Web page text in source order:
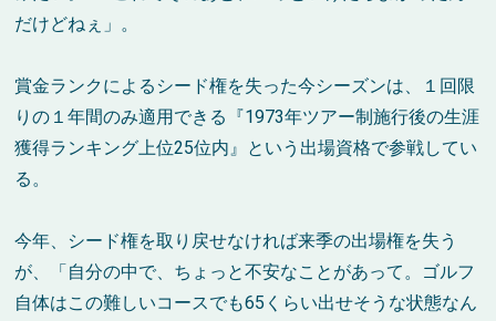
だけどねぇ」。
賞金ランクによるシード権を失った今シーズンは、１回限
りの１年間のみ適用できる『1973年ツアー制施行後の生涯
獲得ランキング上位25位内』という出場資格で参戦してい
る。
今年、シード権を取り戻せなければ来季の出場権を失う
が、「自分の中で、ちょっと不安なことがあって。ゴルフ
自体はこの難しいコースでも65くらい出せそうな状態なん